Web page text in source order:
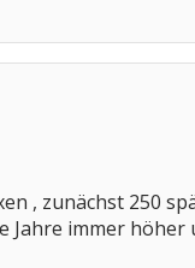
, zunächst 250
Jahre immer höher